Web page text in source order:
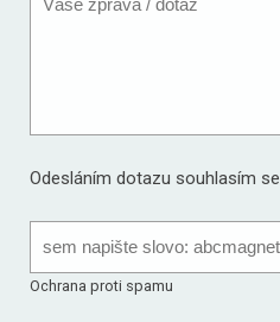
Odesláním dotazu souhlasím se
Ochrana proti spamu